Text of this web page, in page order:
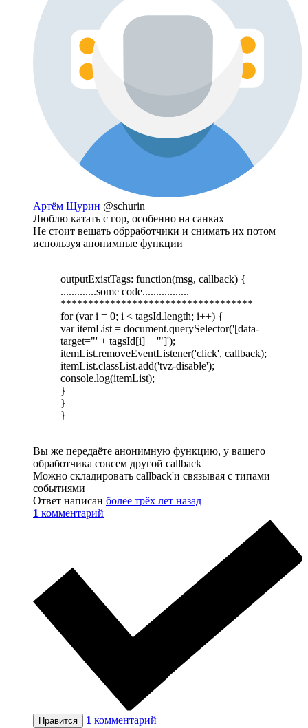
Артём Щурин @schurin
Люблю катать с гор, особенно на санках
Не стоит вешать обрработчики и снимать их потом
используя анонимные функции
outputExistTags: function(msg, callback) {
.............some code.................
***********************************
for (var i = 0; i < tagsId.length; i++) {
var itemList = document.querySelector('[data-
target="' + tagsId[i] + '"]');
itemList.removeEventListener('click', callback);
itemList.classList.add('tvz-disable');
console.log(itemList);
}
}
}
Вы же передаёте анонимную функцию, у вашего
обработчика совсем другой callback
Можно складировать callback'и связывая с типами
событиями
Ответ написан более трёх лет назад
1 комментарий
Нравится 1 комментарий